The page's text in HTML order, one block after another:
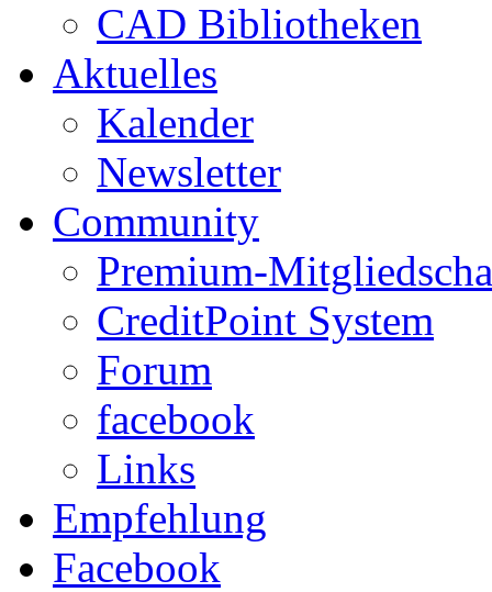
CAD Bibliotheken
Aktuelles
Kalender
Newsletter
Community
Premium-
CreditPoint System
Forum
facebook
Links
Empfehlung
Facebook